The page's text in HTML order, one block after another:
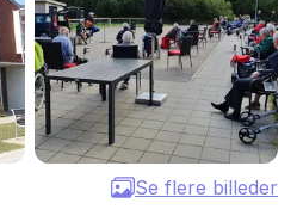
Se flere billeder